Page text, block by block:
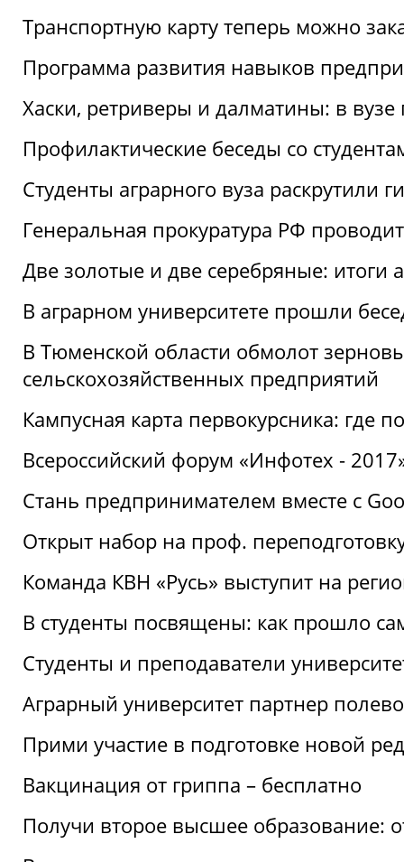
Транспортную карту теперь можно
Программа развития навыков
Хаски, ретриверы и далматины: в вузе
Профилактические беседы со
Студенты аграрного вуза раскрутили
Генеральная прокуратура РФ
Две золотые и две серебряные:
В аграрном университете прошли
В Тюменской области обмолот
сельскохозяйственных предприятий
Кампусная карта первокурсника: где
Всероссийский форум «Инфотех -
Стань предпринимателем вместе с
Открыт набор на проф.
Команда КВН «Русь» выступит на
В студенты посвящены: как прошло
Студенты и преподаватели
Аграрный университет партнер
Прими участие в подготовке новой
Вакцинация от гриппа – бесплатно
Получи второе высшее образование: